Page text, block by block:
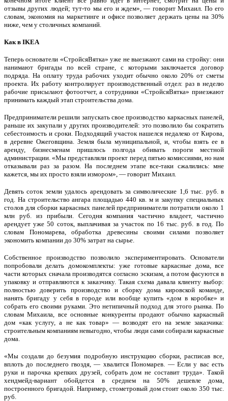
отзывы других людей; тут-то мы его и ждем», — говорит Михаил. По его
словам, экономия на маркетинге и офисе позволяет держать цены на 30%
ниже, чем у столичных компаний.
Как в IKEA
Теперь основатели «СтройсяВятка» уже не выезжают сами на стройку: они
нанимают бригады по всей стране, с которыми заключается договор
подряда. На оплату труда рабочих уходит обычно около 20% от сметы
проекта. Их работу контролирует производственный отдел: раз в неделю
рабочие присылают фотоотчет, а сотрудники «СтройсяВятка» приезжают
принимать каждый этап строительства дома.
Предприниматели решили запускать свое производство каркасных панелей,
раньше их закупали у других производителей: это позволило бы сократить
себестоимость и сроки. Подходящий участок нашелся недалеко от Кирова,
в деревне Ожеговщина. Земля была муниципальной, и, чтобы взять ее в
аренду, бизнесменам пришлось полгода обивать пороги местной
администрации. «Мы представляли проект перед пятью комиссиями, но нам
отказывали раз за разом. На последнем этапе все-таки сжалились: мне
кажется, мы их просто взяли измором», — говорит Михаил.
Девять соток земли удалось арендовать за символические 1,6 тыс. руб. в
год. На строительство ангара площадью 440 кв. м и закупку специальных
столов для сборки каркасных панелей предприниматели потратили около 1
млн руб. из прибыли. Сегодня компания частично владеет, частично
арендует уже 50 соток, выплачивая за участок по 16 тыс. руб. в год. По
словам Пономарева, обработка древесины своими силами позволяет
экономить компании до 30% затрат на сырье.
Собственное производство позволило экспериментировать. Основатели
попробовали делать домокомплекты: уже готовые каркасные дома, все
части которых сначала производятся согласно эскизам, а потом фасуются в
упаковку и отправляются к заказчику. Такая схема давала клиенту выбор:
полностью доверить производство и сборку дома кировской команде,
нанять бригаду у себя в городе или вообще купить «дом в коробке» и
собрать его своими руками. Это нетипичный подход для этого рынка. По
словам Михаила, все основные конкуренты продают обычно каркасный
дом «как услугу, а не как товар» — возводят его на земле заказчика:
строительным компаниям невыгодно, чтобы люди сами собирали каркасные
дома.
«Мы создали до безумия подробную инструкцию сборки, расписав все,
вплоть до последнего гвоздя, — хвалится Пономарев. — Если у вас есть
руки и парочка крепких друзей, собрать дом не составит труда». Такой
хендмейд-вариант обойдется в среднем на 50% дешевле дома,
построенного бригадой. Например, стометровый дом стоит около 350 тыс.
руб.